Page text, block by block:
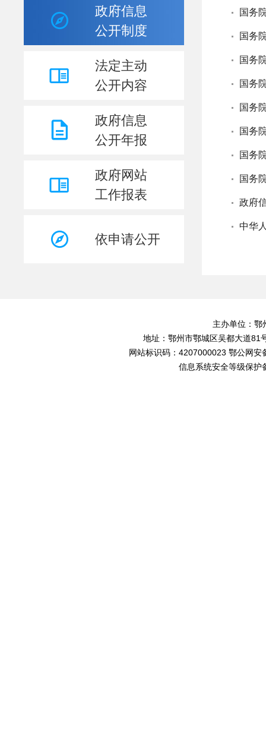
政府信息
公开制度
法定主动
公开内容
政府信息
公开年报
政府网站
工作报表
依申请公开
政府
中华
主办单位：
地址：鄂州市鄂城区吴都大道81
网站标识码：4207000023 鄂公网
信息系统安全等级保